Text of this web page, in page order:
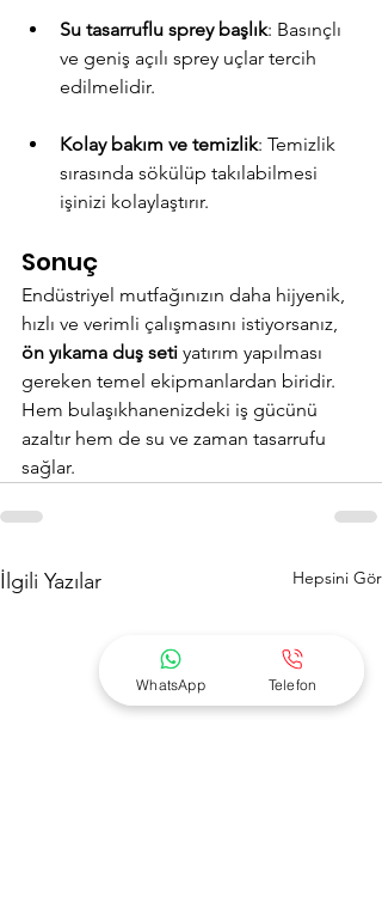
Su tasarruflu sprey başlık: Basınçlı
ve geniş açılı sprey uçlar tercih
edilmelidir.
Kolay bakım ve temizlik: Temizlik
sırasında sökülüp takılabilmesi
işinizi kolaylaştırır.
Sonuç
Endüstriyel mutfağınızın daha hijyenik,
hızlı ve verimli çalışmasını istiyorsanız,
ön yıkama duş seti yatırım yapılması
gereken temel ekipmanlardan biridir.
Hem bulaşıkhanenizdeki iş gücünü
azaltır hem de su ve zaman tasarrufu
sağlar.
İlgili Yazılar Hepsini Gör
WhatsApp Telefon